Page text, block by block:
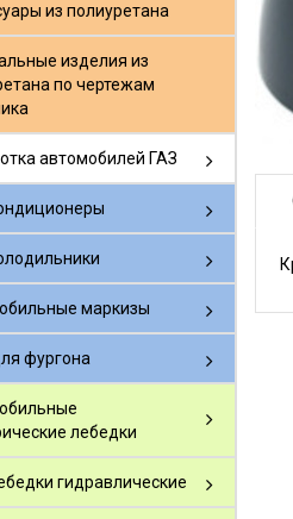
из полиуретана
изделия из
по чертежам
автомобилей ГАЗ
маркизы
фургона
лебедки
гидравлические